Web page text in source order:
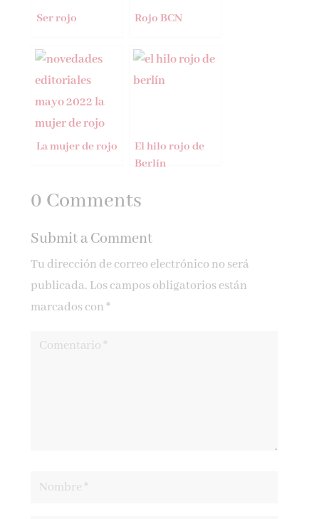
Ser rojo Rojo BCN
La mujer de rojo
El hilo rojo de
Berlín
0 Comments
Submit a Comment
Tu dirección de correo electrónico no será
publicada. Los campos obligatorios están
marcados con*